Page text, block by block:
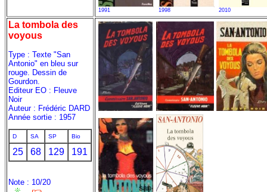
1991 1998 2010
La tombola des
voyous
Type : Texte "San
Antonio" en bleu sur
rouge. Dessin de
Gourdon.
Editeur EO : Fleuve
Noir
Auteur : Frédéric DARD
Année sortie : 1957
D SA SP Bio
25 68 129 191
Note : 10/20